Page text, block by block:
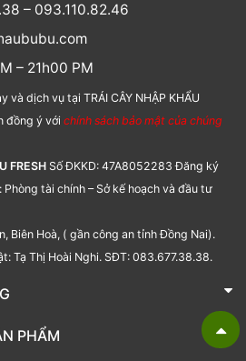
– 093.110.82.46
– 21h00 PM
và dịch vụ tại TRÁI CÂY NHẬP KHẨU
đồng ý với chính sách bảo mật của chúng
FRESH Số ĐKKD: 47A8052283 Đăng ký
Phòng tài chính – Sở kế hoạch và đầu tư
Biên Hoà, ( gần công an tỉnh Đồng Nai).
Tạ Thị Hoài Nghi. SĐT: 083.677.38.38.
BUBU FRESH
PHẨM